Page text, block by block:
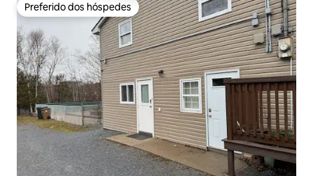
Preferido dos hóspedes
Preferido dos hóspedes